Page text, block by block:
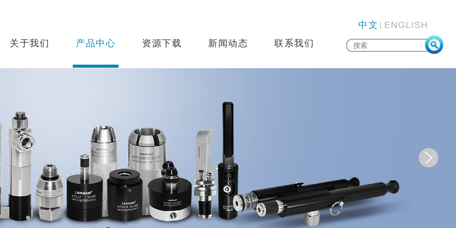
关于我们 产品中心 资源下载 新闻动态 联系我们
中文 ENGLISH